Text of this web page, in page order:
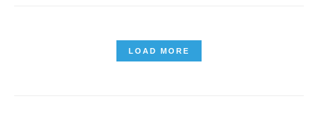
LOAD MORE